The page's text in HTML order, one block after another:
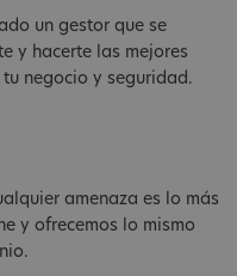
un gestor que se
y hacerte las mejores
negocio y seguridad.
amenaza es lo más
y ofrecemos lo mismo